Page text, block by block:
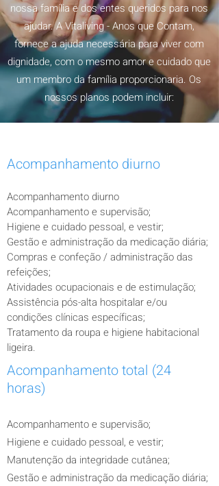
nossa família e dos entes queridos para nos
ajudar. A Vitaliving - Anos que Contam,
fornece a ajuda necessária para viver com
dignidade, com o mesmo amor e cuidado que
um membro da família proporcionaria. Os
nossos planos podem incluir:
​Acompanhamento diurno
Acompanhamento diurno
Acompanhamento e supervisão;
Higiene e cuidado pessoal, e vestir;
Gestão e administração da medicação diária;
Compras e confeção / administração das
refeições;
Atividades ocupacionais e de estimulação;
Assistência pós-alta hospitalar e/ou
condições clínicas específicas;
Tratamento da roupa e higiene habitacional
ligeira.
​Acompanhamento total (24
horas)
Acompanhamento e supervisão;
Higiene e cuidado pessoal, e vestir;
Manutenção da integridade cutânea;
Gestão e administração da medicação diária;